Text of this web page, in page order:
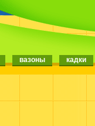
вазоны кадки